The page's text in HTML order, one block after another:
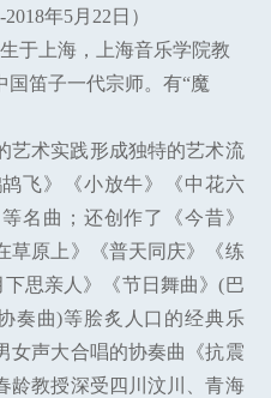
年5月22日）
于上海，上海音乐学院教
笛子一代宗师。有“魔
艺术实践形成独特的艺术流
飞》《小放牛》《中花六
名曲；还创作了《今昔》
草原上》《普天同庆》《练
思亲人》《节日舞曲》(巴
奏曲)等脍炙人口的经典乐
女声大合唱的协奏曲《抗震
龄教授深受四川汶川、青海